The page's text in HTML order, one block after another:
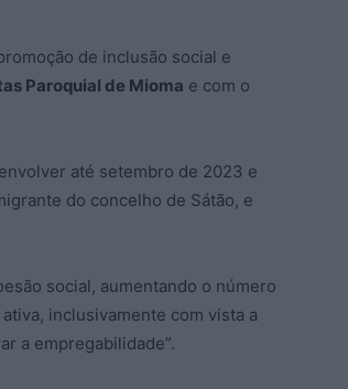
de inclusão social e
Paroquial de Mioma e com o
até setembro de 2023 e
do concelho de Sátão, e
social, aumentando o número
inclusivamente com vista a
a empregabilidade”.